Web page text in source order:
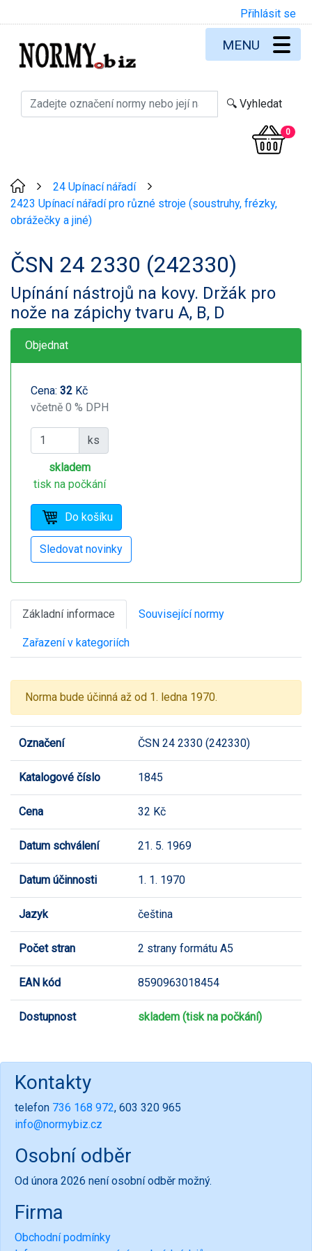
Přihlásit se
0
MENU
24 Upínací nářadí
2423 Upínací nářadí pro různé stroje (soustruhy, frézky,
obrážečky a jiné)
ČSN 24 2330 (242330)
Upínání nástrojů na kovy. Držák pro
nože na zápichy tvaru A, B, D
Objednat
Cena: 32 Kč
včetně 0 % DPH
ks
skladem
tisk na počkání
Základní informace Související normy
Zařazení v kategoriích
Norma bude účinná až od 1. ledna 1970.
Označení ČSN 24 2330 (242330)
Katalogové číslo 1845
Cena 32 Kč
Datum schválení 21. 5. 1969
Datum účinnosti 1. 1. 1970
Jazyk čeština
Počet stran 2 strany formátu A5
EAN kód 8590963018454
Dostupnost skladem (tisk na počkání)
Kontakty
telefon 736 168 972, 603 320 965
info@normybiz.cz
Osobní odběr
Od února 2026 není osobní odběr možný.
Firma
Obchodní podmínky